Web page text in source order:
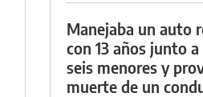
Manejaba un auto
con 13 años junto
seis menores y
muerte de un